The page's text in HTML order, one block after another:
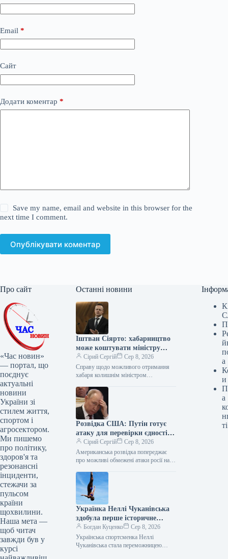
Email *
Сайт
Додати коментар *
Save my name, email and website in this browser for the
next time I comment.
Опублікувати коментар
Про сайт
«Час новин»
— портал, що
поєднує
актуальні
новини
України зі
стилем життя,
спортом і
агросектором.
Ми пишемо
про політику,
здоров'я та
резонансні
інциденти,
стежачи за
пульсом
країни
щохвилини.
Наша мета —
щоб читач
завжди був у
курсі
Останні новини
Іштван Сіярто: хабарництво
може коштувати міністру
закордонних справ Угорщини
до трьох років ув’язнення
Сірий Сергій
Сер 8, 2026
Справу щодо можливого отримання
хабаря колишнім міністром
Сіярто передали поліції Будапешта.
Йому загрожує до 3 років…
Розвідка США: Путін готує
атаку для перевірки єдності
НАТО
Сірий Сергій
Сер 8, 2026
Американська розвідка попереджає
про можливі обмежені атаки росії на
Польщу. Це може бути спробою…
Українка Неллі Чуканівська
здобула перше історичне
золото Європи з хайдайвінгу
Богдан Куценко
Сер 8, 2026
Українська спортсменка Неллі
Чуканівська стала переможницею
а
и
а
ті